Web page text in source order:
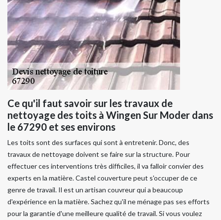
Ce qu'il faut savoir sur les travaux de
nettoyage des toits à Wingen Sur Moder dans
le 67290 et ses environs
Les toits sont des surfaces qui sont à entretenir. Donc, des
travaux de nettoyage doivent se faire sur la structure. Pour
effectuer ces interventions très difficiles, il va falloir convier des
experts en la matière. Castel couverture peut s'occuper de ce
genre de travail. Il est un artisan couvreur qui a beaucoup
d'expérience en la matière. Sachez qu'il ne ménage pas ses efforts
pour la garantie d'une meilleure qualité de travail. Si vous voulez